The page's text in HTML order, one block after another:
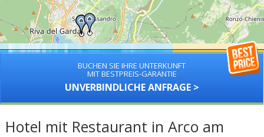
BUCHEN SIE IHRE UNTERKUNFT
MIT BESTPREIS-GARANTIE
UNVERBINDLICHE ANFRAGE >
Hotel mit Restaurant in Arco am